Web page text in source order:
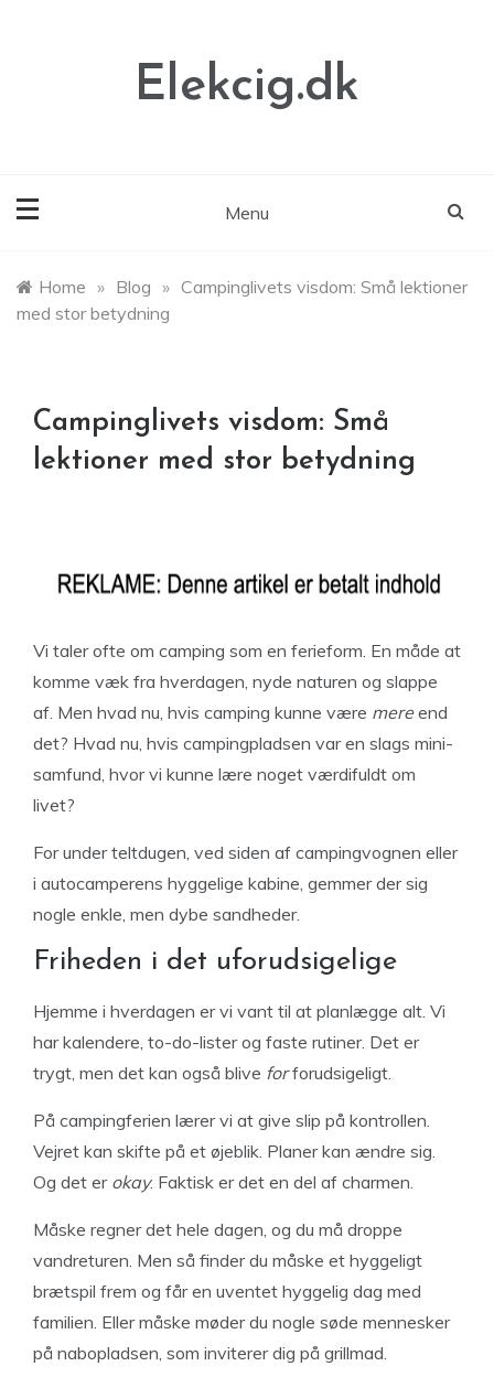
Elekcig.dk
Menu
Home » Blog » Campinglivets visdom: Små lektioner
med stor betydning
Campinglivets visdom: Små
lektioner med stor betydning
Vi taler ofte om camping som en ferieform. En måde at
komme væk fra hverdagen, nyde naturen og slappe
af. Men hvad nu, hvis camping kunne være mereend
det? Hvad nu, hvis campingpladsen var en slags mini-
samfund, hvor vi kunne lære noget værdifuldt om
livet?
For under teltdugen, ved siden af campingvognen eller
i autocamperens hyggelige kabine, gemmer der sig
nogle enkle, men dybe sandheder.
Friheden i det uforudsigelige
Hjemme i hverdagen er vi vant til at planlægge alt. Vi
har kalendere, to-do-lister og faste rutiner. Det er
trygt, men det kan også blive forforudsigeligt.
På campingferien lærer vi at give slip på kontrollen.
Vejret kan skifte på et øjeblik. Planer kan ændre sig.
Og det er okay. Faktisk er det en del af charmen.
Måske regner det hele dagen, og du må droppe
vandreturen. Men så finder du måske et hyggeligt
brætspil frem og får en uventet hyggelig dag med
familien. Eller måske møder du nogle søde mennesker
på nabopladsen, som inviterer dig på grillmad.